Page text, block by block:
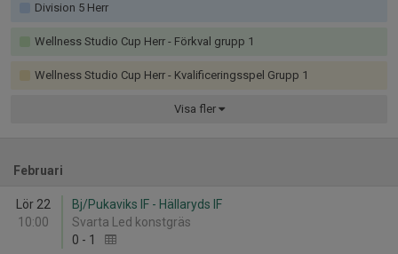
Division 5 Herr
Wellness Studio Cup Herr - Förkval grupp 1
Wellness Studio Cup Herr - Kvalificeringsspel Grupp 1
Visa fler
Februari
Lör 22
10:00
Bj/Pukaviks IF - Hällaryds IF
Svarta Led konstgräs
0 - 1